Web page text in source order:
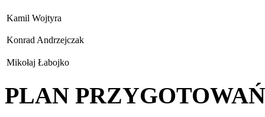
Kamil Wojtyra
Konrad Andrzejczak
Mikołaj Łabojko
PLAN PRZYGOTOWAŃ